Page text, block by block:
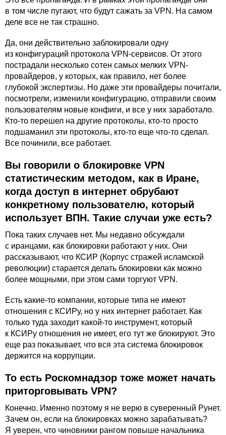
в том числе пугают, что будут сажать за VPN. На самом
деле все не так страшно.
Да, они действительно заблокировали одну
из конфигураций протокола VPN-сервисов. От этого
пострадали несколько сотен самых мелких VPN-
провайдеров, у которых, как правило, нет более
глубокой экспертизы. Но даже эти провайдеры почитали,
посмотрели, изменили конфигурацию, отправили своим
пользователям новые конфиги, и все у них заработало.
Кто-то перешел на другие протоколы, кто-то просто
подшаманил эти протоколы, кто-то еще что-то сделал.
Все починили, все работает.
Вы говорили о блокировке VPN
статистическим методом, как в Иране,
когда доступ в интернет обрубают
конкретному пользователю, который
использует ВПН. Такие случаи уже есть?
Пока таких случаев нет. Мы недавно обсуждали
с иранцами, как блокировки работают у них. Они
рассказывают, что КСИР (Корпус стражей исламской
революции) старается делать блокировки как можно
более мощными, при этом сами торгуют VPN.
Есть какие-то компании, которые типа не имеют
отношения с КСИРу, но у них интернет работает. Как
только туда заходит какой-то инструмент, который
к КСИРу отношения не имеет, его тут же блокируют. Это
еще раз показывает, что вся эта система блокировок
держится на коррупции.
То есть Роскомнадзор тоже может начать
приторговывать VPN?
Конечно. Именно поэтому я не верю в суверенный Рунет.
Зачем он, если на блокировках можно зарабатывать?
Я уверен, что чиновники рангом повыше начальника